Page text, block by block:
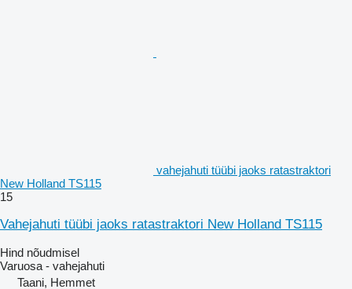
vahejahuti tüübi jaoks ratastraktori
New Holland TS115
15
Vahejahuti tüübi jaoks ratastraktori New Holland TS115
Hind nõudmisel
Varuosa - vahejahuti
Taani, Hemmet